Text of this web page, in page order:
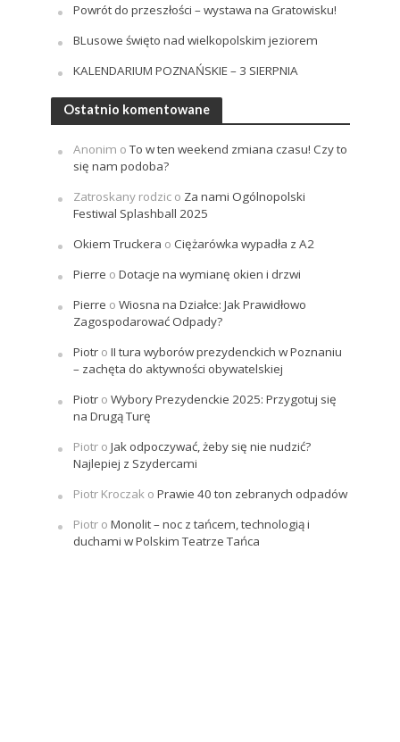
Powrót do przeszłości – wystawa na Gratowisku!
BLusowe święto nad wielkopolskim jeziorem
KALENDARIUM POZNAŃSKIE – 3 SIERPNIA
Ostatnio komentowane
Anonim oTo w ten weekend zmiana czasu! Czy to
się nam podoba?
Zatroskany rodzico Za nami Ogólnopolski
Festiwal Splashball 2025
Okiem Truckera o Ciężarówka wypadła z A2
Pierre o Dotacje na wymianę okien i drzwi
Pierre o Wiosna na Działce: Jak Prawidłowo
Zagospodarować Odpady?
Piotro II tura wyborów prezydenckich w Poznaniu
– zachęta do aktywności obywatelskiej
Piotro Wybory Prezydenckie 2025: Przygotuj się
na Drugą Turę
Piotro Jak odpoczywać, żeby się nie nudzić?
Najlepiej z Szydercami
Piotr Kroczak o Prawie 40 ton zebranych odpadów
Piotro Monolit – noc z tańcem, technologią i
duchami w Polskim Teatrze Tańca